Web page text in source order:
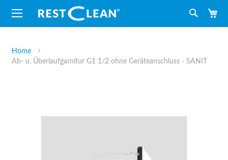
Suche
Home
Ab- u. Überlaufgarnitur G1 1/2 ohne Geräteanschluss - SANIT